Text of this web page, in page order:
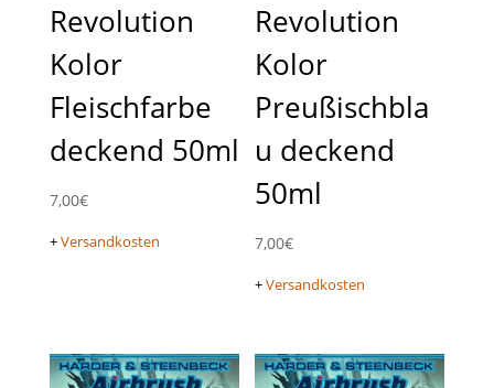
Revolution
Kolor
Fleischfarbe
deckend 50ml
7,00€
+Versandkosten
Revolution
Kolor
Preußischbla
u deckend
50ml
7,00€
+Versandkosten